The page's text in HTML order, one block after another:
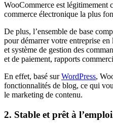
WooCommerce est légitimement
commerce électronique la plus
De plus, l’ensemble de base
pour démarrer votre entreprise
et système de gestion des
et de paiement, rapports
En effet, basé surWordPress,
fonctionnalités de blog, ce qui
le marketing de contenu.
2. Stable et prêt à